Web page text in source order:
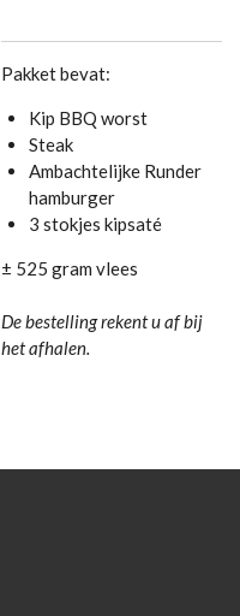
Pakket bevat:
Kip BBQ worst
Steak
Ambachtelijke Runder
hamburger
3 stokjes kipsaté
± 525 gram vlees
De bestelling rekent u af bij
het afhalen.